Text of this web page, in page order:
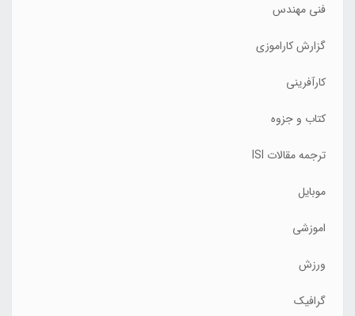
فنی مهندس
گزارش کاراموزی
کارآفرینی
کتاب و جزوه
ترجمه مقالات ISI
موبایل
اموزشی
ورزش
گرافیک